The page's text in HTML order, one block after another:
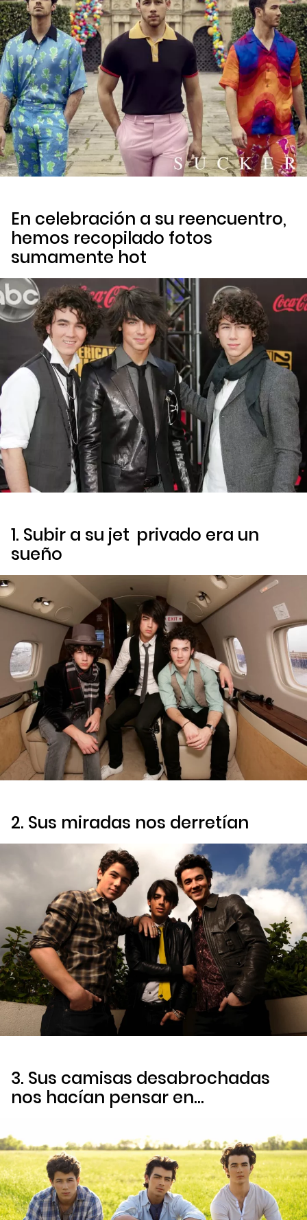
En celebración a su reencuentro,
hemos recopilado fotos
sumamente hot
1. Subir a su jet privado era un
sueño
2. Sus miradas nos derretían
3. Sus camisas desabrochadas
nos hacían pensar en…